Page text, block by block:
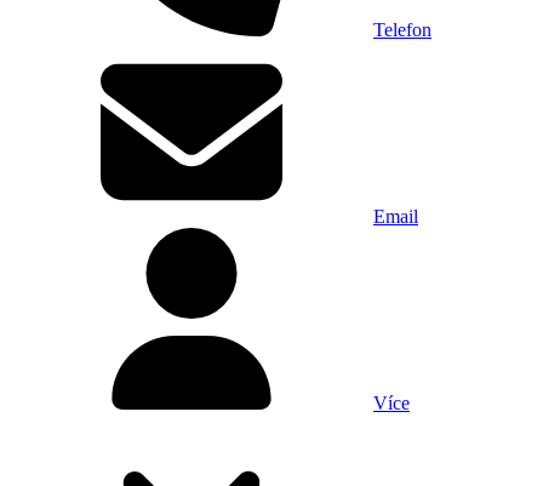
Telefon
Email
Více